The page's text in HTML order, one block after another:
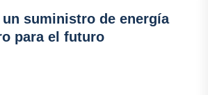
suministro de energía
para el futuro